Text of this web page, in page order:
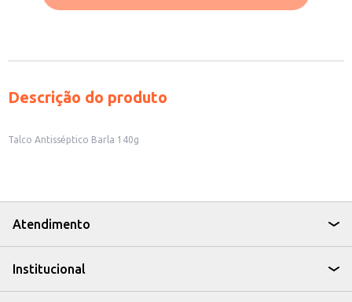
Descrição do produto
Talco Antisséptico Barla 140g
Atendimento
Institucional